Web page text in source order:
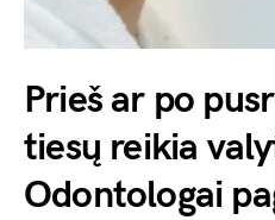
Prieš ar po
tiesų reikia
Odontologai